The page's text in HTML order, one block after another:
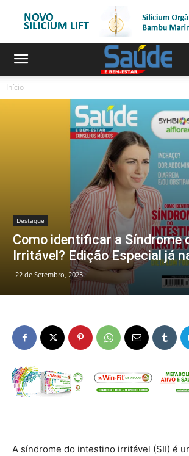
Início
Destaque
Como identificar a Síndrome
Irritável? Edição Especial já
22 de Setembro, 2023
A síndrome do intestino irritável (SII) é